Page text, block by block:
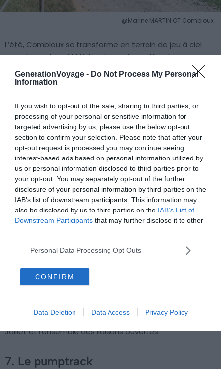
GenerationVoyage - Do Not Process My Personal
Information
If you wish to opt-out of the sale, sharing to third parties, or
processing of your personal or sensitive information for
targeted advertising by us, please use the below opt-out
section to confirm your selection. Please note that after your
opt-out request is processed you may continue seeing
interest-based ads based on personal information utilized by
us or personal information disclosed to third parties prior to
your opt-out. You may separately opt-out of the further
disclosure of your personal information by third parties on the
IAB’s list of downstream participants. This information may
also be disclosed by us to third parties on the IAB’s List of
Downstream Participants that may further disclose it to other
Personal Data Processing Opt Outs
CONFIRM
Data Deletion Data Access Privacy Policy
@Marine MARTIN OT Combloux
L’été, Combloux se transforme en terrain de jeu à ciel
ouvert pour les vététistes. Le secteur offre des
itinéraires variés pour tous les niveaux, des familles aux
riders confirmés : boucles, descentes partielles via la
dans le village en dehors du domaine des Portes du
Mont-Blanc. Combloux dispose également de son
proprebike parkavec une piste verte facile, accessible
à toute la famille. Attention : les télésièges de Combloux
restent fermés l’été, à l’exception de la nouvelle
télécabine de Beauregard, ouverte les lundis, mardis et
jeudis . Pour prendre davantage d’altitude avec son vélo,
la télécabine du Jaillet, située à Megève (à 5 min en
voiture), permet de redescendre vers Combloux par les
sentiers.
Les pistes sont pensées pour la progression, avec
suffisamment de reliefs et de virages relevés pour
accrocher tout de suite. Si vous ne visez pas la
compétition, louez un VTT à assistance électrique. Le
moteur change vraiment la donne pour rallier les alpages
et absorber les montées raides sans finir sur les rotules.
Tablez sur juillet et août pour trouver la télécabine du
Jaillet et l’ensemble des liaisons ouvertes.
7. Le pumptrack